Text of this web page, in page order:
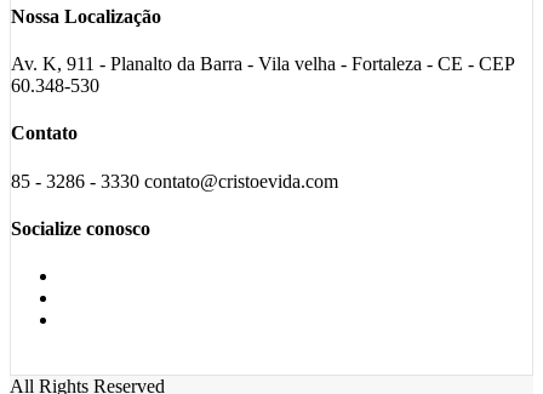
Nossa Localização
Av. K, 911 - Planalto da Barra - Vila velha - Fortaleza - CE - CEP
60.348-530
Contato
85 - 3286 - 3330 contato@cristoevida.com
Socialize conosco
All Rights Reserved